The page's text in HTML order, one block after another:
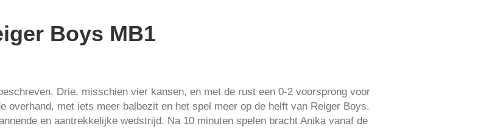
Boys MB1
Drie, misschien vier kansen, en met de rust een 0-2 voorsprong voor
overhand, met iets meer balbezit en het spel meer op de helft van Reiger Boys.
en aantrekkelijke wedstrijd. Na 10 minuten spelen bracht Anika vanaf de